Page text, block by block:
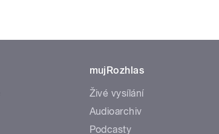
mujRozhlas
Živé vysílání
Audioarchiv
Podcasty